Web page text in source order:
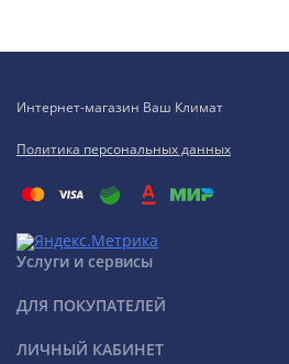
Интернет-магазин Ваш Климат
Политика персональных данных
Услуги и сервисы
ДЛЯ ПОКУПАТЕЛЕЙ
ЛИЧНЫЙ КАБИНЕТ